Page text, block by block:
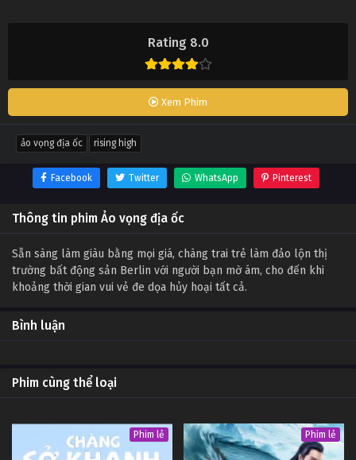
Rating 8.0
Xem Phim
ảo vọng địa ốc rising high
Facebook Twitter WhatsApp Pinterest
Thông tin phim Ảo vọng địa ốc
Sẵn sàng làm giàu bằng mọi giá, chàng trai trẻ làm đảo lộn thị
trường bất động sản Berlin với người bạn mờ ám, cho đến khi
khoảng thời gian vui vẻ đe dọa hủy hoại tất cả.
Bình luận
Phim cùng thể loại
Phim lẻ Phim lẻ